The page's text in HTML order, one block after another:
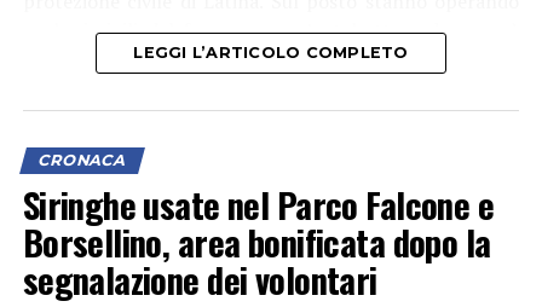
tecnici da parte di personale specializzato dei
Carabinieri del R.I.S. di Roma, per determinare l’esatta
anche i vigili del fuoco con un’autobotte e da poco è
arrivato l’elicottero antincendio del corpo che sta
LEGGI L’ARTICOLO COMPLETO
CRONACA
Siringhe usate nel Parco Falcone e
Borsellino, area bonificata dopo la
segnalazione dei volontari